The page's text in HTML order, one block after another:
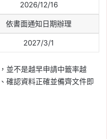
2026/12/16
依書面通知日期辦理
2027/3/1
並不是越早申請中籤率越
確認資料正確並備齊文件即